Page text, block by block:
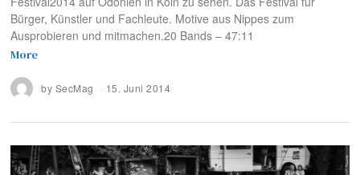
Bürger, Künstler und Fachleute. Motive aus Nippes zum
Ausprobieren und mitmachen.20 Bands – 47:11
More
by SecMag 15. Juni 2014